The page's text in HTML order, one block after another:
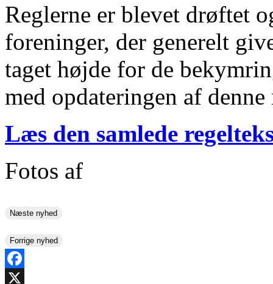
Reglerne er blevet drøftet
foreninger, der generelt
taget højde for de
med opdateringen af denne
Læs den samlede
Fotos af
Næste nyhed
Forrige nyhed
Facebook